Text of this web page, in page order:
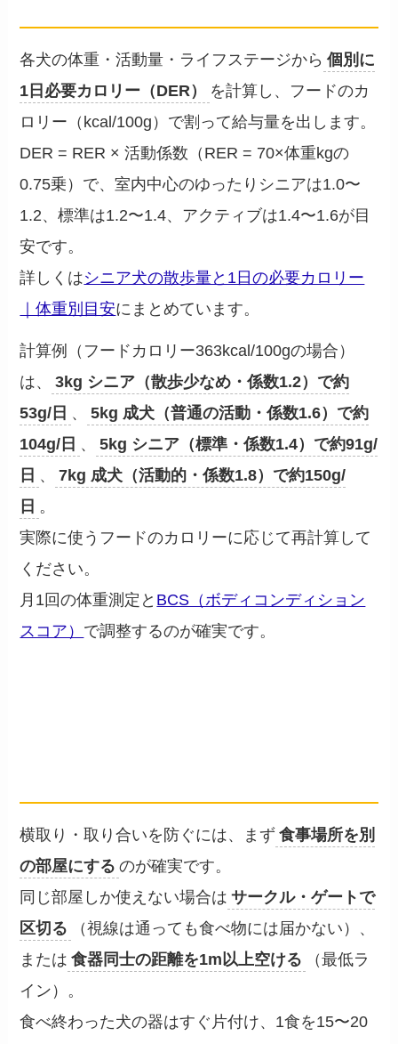
各犬の体重・活動量・ライフステージから 個別に
1日必要カロリー（DER）
を計算し、フードのカ
ロリー（kcal/100g）で割って給与量を出します。
DER = RER × 活動係数（RER = 70×体重kgの
0.75乗）で、室内中心のゆったりシニアは1.0〜
1.2、標準は1.2〜1.4、アクティブは1.4〜1.6が目
安です。
詳しくはシニア犬の散歩量と1日の必要カロリー
｜体重別目安にまとめています。
計算例（フードカロリー363kcal/100gの場合）
は、
3kg シニア（散歩少なめ・係数1.2）で約
53g/日 、
5kg 成犬（普通の活動・係数1.6）で約
104g/日 、
5kg シニア（標準・係数1.4）で約91g/
日 、
7kg 成犬（活動的・係数1.8）で約150g/
日 。
実際に使うフードのカロリーに応じて再計算して
ください。
月1回の体重測定と BCS（ボディコンディション
スコア） で調整するのが確実です。
横取り・取り合いを防ぐには、まず 食事場所を別
の部屋にする のが確実です。
同じ部屋しか使えない場合は サークル・ゲートで
区切る
（視線は通っても食べ物には届かない）、
または 食器同士の距離を1m以上空ける
（最低ラ
イン）。
食べ終わった犬の器はすぐ片付け、1食を15〜20